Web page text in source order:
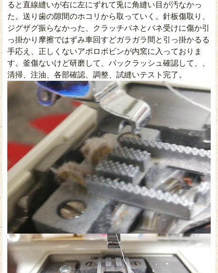
ると直線縫いが右に左にずれて兎に角縫い目が汚なかっ
た。送り歯の隙間のホコリから取っていく。針板傷取り、
ジグザグ振らなかった、クラッチバネとバネ受けに傷か引
っ掛かり摩擦ではずみ車回すどガラガラ間と引っ掛かるる
手応え、正しくないアポロボビンが内窯に入っておりま
す。釜傷ないけど研磨して、バックラッシュ確認して、、
清掃、注油、各部確認、調整、試縫いテスト完了。